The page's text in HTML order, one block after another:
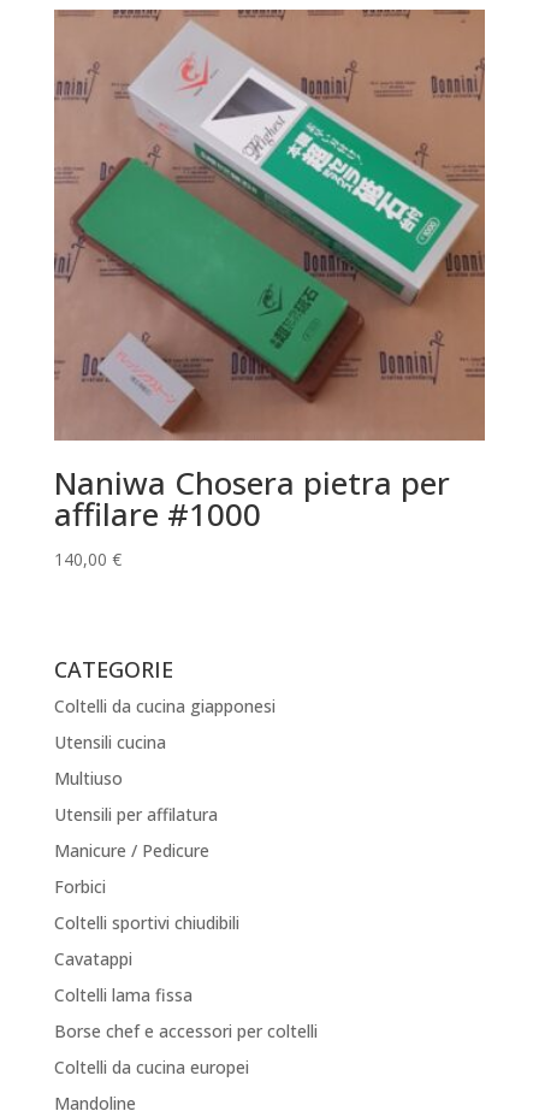
Naniwa Chosera pietra per
affilare #1000
140,00 €
CATEGORIE
Coltelli da cucina giapponesi
Utensili cucina
Multiuso
Utensili per affilatura
Manicure / Pedicure
Forbici
Coltelli sportivi chiudibili
Cavatappi
Coltelli lama fissa
Borse chef e accessori per coltelli
Coltelli da cucina europei
Mandoline